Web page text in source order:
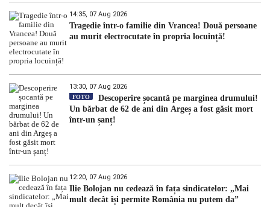
14:35, 07 Aug 2026
Tragedie într-o familie din Vrancea! Două persoane
au murit electrocutate în propria locuință!
13:30, 07 Aug 2026
FOTO
Descoperire șocantă pe marginea drumului!
Un bărbat de 62 de ani din Argeș a fost găsit mort
într-un șanț!
12:20, 07 Aug 2026
Ilie Bolojan nu cedează în fața sindicatelor: „Mai
mult decât își permite România nu putem da”